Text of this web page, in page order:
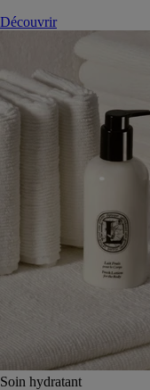
Découvrir
Soin hydratant